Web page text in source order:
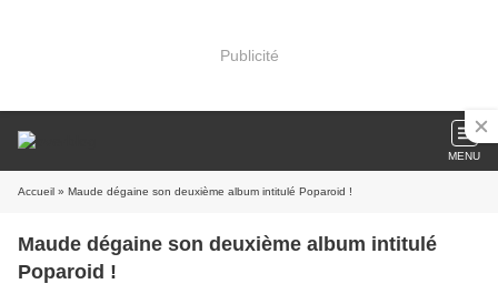
Publicité
MENU
Accueil » Maude dégaine son deuxième album intitulé Poparoid !
Maude dégaine son deuxième album intitulé
Poparoid !